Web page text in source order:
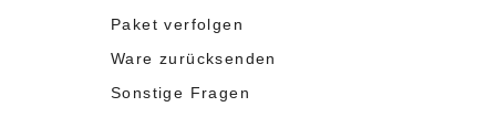
Paket verfolgen
Ware zurücksenden
Sonstige Fragen